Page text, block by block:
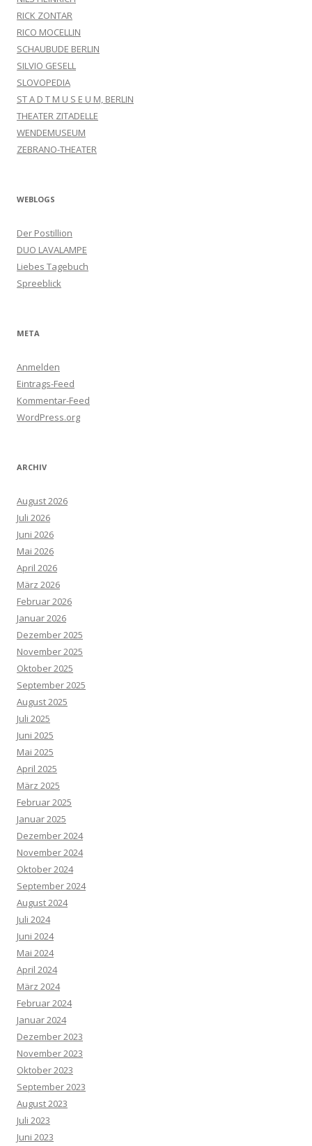
RICK ZONTAR
RICO MOCELLIN
SCHAUBUDE BERLIN
SILVIO GESELL
SLOVOPEDIA
ST A D T M U S E U M, BERLIN
THEATER ZITADELLE
WENDEMUSEUM
ZEBRANO-THEATER
WEBLOGS
Der Postillion
DUO LAVALAMPE
Liebes Tagebuch
Spreeblick
META
Anmelden
Eintrags-Feed
Kommentar-Feed
WordPress.org
ARCHIV
August 2026
Juli 2026
Juni 2026
Mai 2026
April 2026
März 2026
Februar 2026
Januar 2026
Dezember 2025
November 2025
Oktober 2025
September 2025
August 2025
Juli 2025
Juni 2025
Mai 2025
April 2025
März 2025
Februar 2025
Januar 2025
Dezember 2024
November 2024
Oktober 2024
September 2024
August 2024
Juli 2024
Juni 2024
Mai 2024
April 2024
März 2024
Februar 2024
Januar 2024
Dezember 2023
November 2023
Oktober 2023
September 2023
August 2023
Juli 2023
Juni 2023